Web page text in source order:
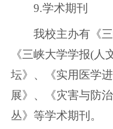
9.学术期刊
我校主办有《三
《三峡大学学报(人
坛》、《实用医学
展》、《灾害与防
丛》等学术期刊。